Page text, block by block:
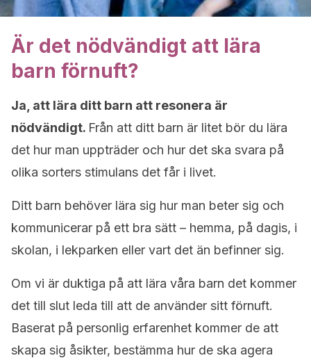
Är det nödvändigt att lära
barn förnuft?
Ja, att lära ditt barn att resonera är
nödvändigt. Från att ditt barn är litet bör du lära
det hur man uppträder och hur det ska svara på
olika sorters stimulans det får i livet.
Ditt barn behöver lära sig hur man beter sig och
kommunicerar på ett bra sätt – hemma, på dagis, i
skolan, i lekparken eller vart det än befinner sig.
Om vi är duktiga på att lära våra barn det kommer
det till slut leda till att de använder sitt förnuft.
Baserat på personlig erfarenhet kommer de att
skapa sig åsikter, bestämma hur de ska agera